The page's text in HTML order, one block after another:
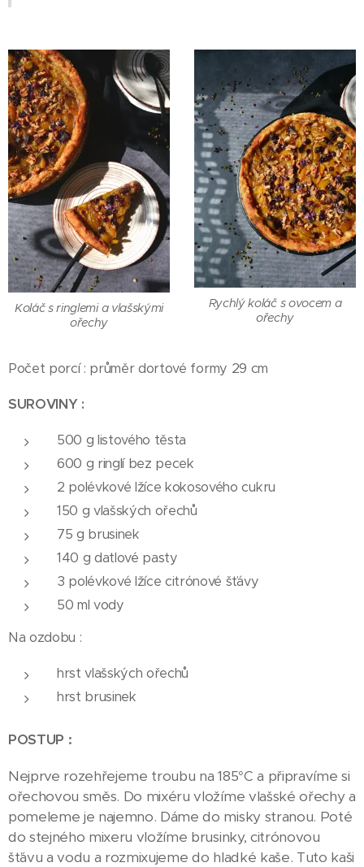
Koláč s ringlemi a vlašskými
ořechy
Rychlý koláč s ovocem a
ořechy
Počet porcí : průměr dortové formy 29 cm
SUROVINY :
500 g listového těsta
600 g ringlí bez pecek
2 polévkové lžíce kokosového cukru
150 g vlašských ořechů
75 g brusinek
140 g datlové pasty
3 polévkové lžíce citrónové šťávy
50 ml vody
Na ozdobu :
hrst vlašských ořechů
hrst brusinek
POSTUP :
Nejprve rozehřejeme troubu na 185°C a připravíme si
ořechovou směs. Do mixéru vložíme vlašské ořechy a
pomeleme je najemno. Dáme do misky stranou. Poté
do stejného mixeru vložíme brusinky, citrónovou
šťávu a vodu a rozmixujeme do hladké kaše. Tuto kaši